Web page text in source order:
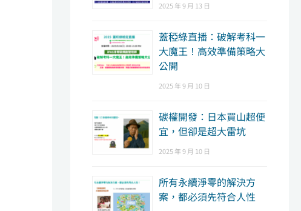
2025 年 9 月 13 日
蓋稏綠直播：破解考科一
大魔王！高效準備策略大
公開
2025 年 9 月 10 日
碳權開發：日本買山超便
宜，但卻是超大雷坑
2025 年 9 月 10 日
所有永續淨零的解決方
案，都必須先符合人性